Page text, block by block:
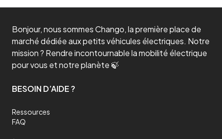
Bonjour, nous sommes Chango, la première place de
marché dédiée aux petits véhicules électriques. Notre
mission ? Rendre incontournable la mobilité électrique
pour vous et notre planète 🍃
BESOIN D’AIDE ?
Ressources
FAQ